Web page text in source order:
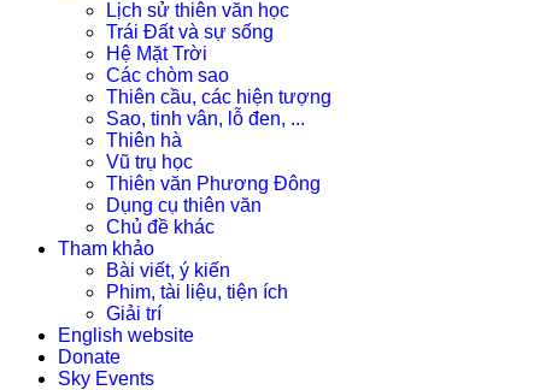
Lịch sử thiên văn học
Trái Đất và sự sống
Hệ Mặt Trời
Các chòm sao
Thiên cầu, các hiện tượng
Sao, tinh vân, lỗ đen, ...
Thiên hà
Vũ trụ học
Thiên văn Phương Đông
Dụng cụ thiên văn
Chủ đề khác
Tham khảo
Bài viết, ý kiến
Phim, tài liệu, tiện ích
Giải trí
English website
Donate
Sky Events